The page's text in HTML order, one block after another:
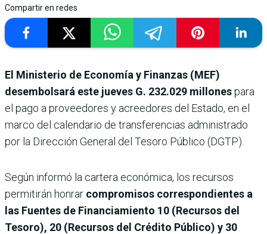
Compartir en redes
El Ministerio de Economía y Finanzas (MEF)
desembolsará este jueves G. 232.029 millonespara
el pago a proveedores y acreedores del Estado, en el
marco del calendario de transferencias administrado
por la Dirección General del Tesoro Público (DGTP).
Según informó la cartera económica, los recursos
permitirán honrar compromisos correspondientes a
las Fuentes de Financiamiento 10 (Recursos del
Tesoro), 20 (Recursos del Crédito Público) y 30